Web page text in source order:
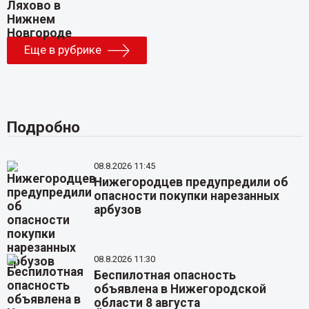
Еще в рубрике
Подробно
08.8.2026 11:45
Нижегородцев предупредили об
опасности покупки нарезанных
арбузов
08.8.2026 11:30
Беспилотная опасность
объявлена в Нижегородской
области 8 августа